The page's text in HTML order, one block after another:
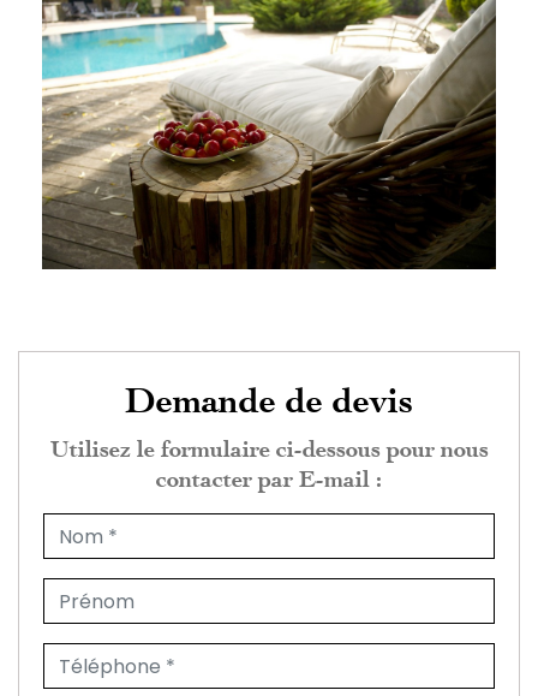
Demande de devis
Utilisez le formulaire ci-dessous pour nous
contacter par E-mail :